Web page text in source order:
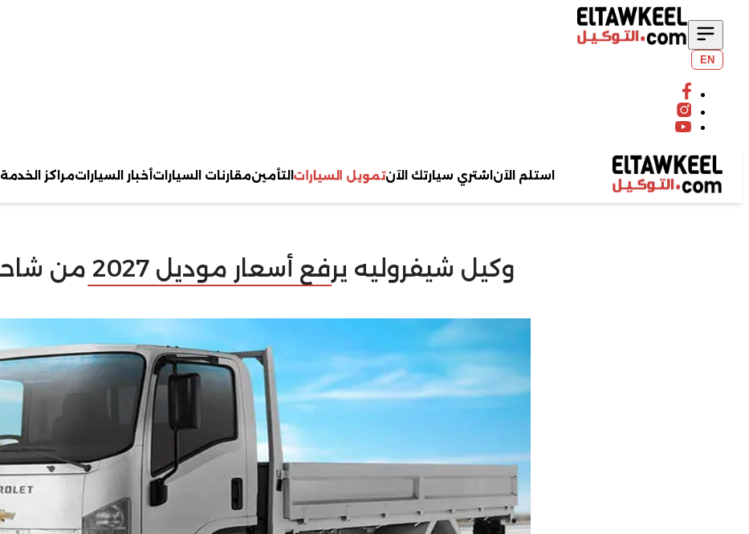
EN
استلم الآن اشتري سيارتك الآنتمويل السياراتالتأمينمقارنات السياراتأخبار السياراتمراكز الخدمة
وكيل شيفروليه يرفع أسعار موديل 2027 من شاحنة جامبو